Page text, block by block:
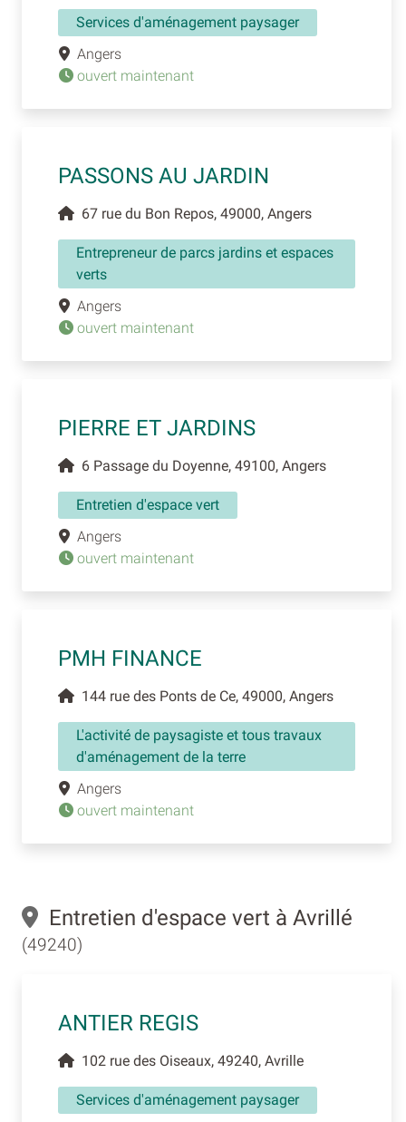
Services d'aménagement paysager
Angers
ouvert maintenant
PASSONS AU JARDIN
67 rue du Bon Repos, 49000, Angers
Entrepreneur de parcs jardins et espaces
verts
Angers
ouvert maintenant
PIERRE ET JARDINS
6 Passage du Doyenne, 49100, Angers
Entretien d'espace vert
Angers
ouvert maintenant
PMH FINANCE
144 rue des Ponts de Ce, 49000, Angers
L'activité de paysagiste et tous travaux
d'aménagement de la terre
Angers
ouvert maintenant
Entretien d'espace vert à Avrillé
(49240)
ANTIER REGIS
102 rue des Oiseaux, 49240, Avrille
Services d'aménagement paysager